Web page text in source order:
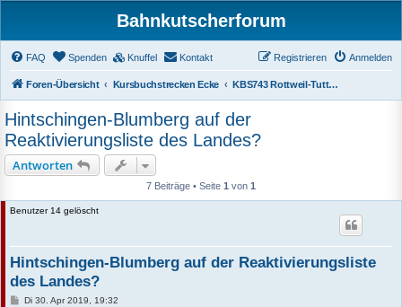
Bahnkutscherforum
FAQ Spenden Knuffel Kontakt Anmelden
Registrieren
Foren-Übersicht Kursbuchstrecken Ecke KBS743 Rottweil-Tuttlingen-Immendingen-Blumberg
Hintschingen-Blumberg auf der
Reaktivierungsliste des Landes?
Antworten
7 Beiträge • Seite 1 von 1
Benutzer 14 gelöscht
Hintschingen-Blumberg auf der Reaktivierungsliste
des Landes?
BDi 30. Apr 2019, 19:32